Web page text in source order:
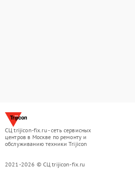
СЦ trijicon-fix.ru - сеть сервисных
центров в Москве по ремонту и
обслуживанию техники Trijicon
2021-2026 © СЦ trijicon-fix.ru